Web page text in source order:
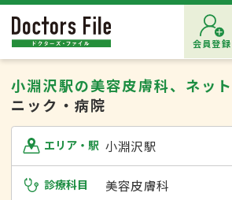
会員登録
小淵沢駅の美容皮膚科、ネッ
ニック・病院
エリア・駅 小淵沢駅
診療科目 美容皮膚科